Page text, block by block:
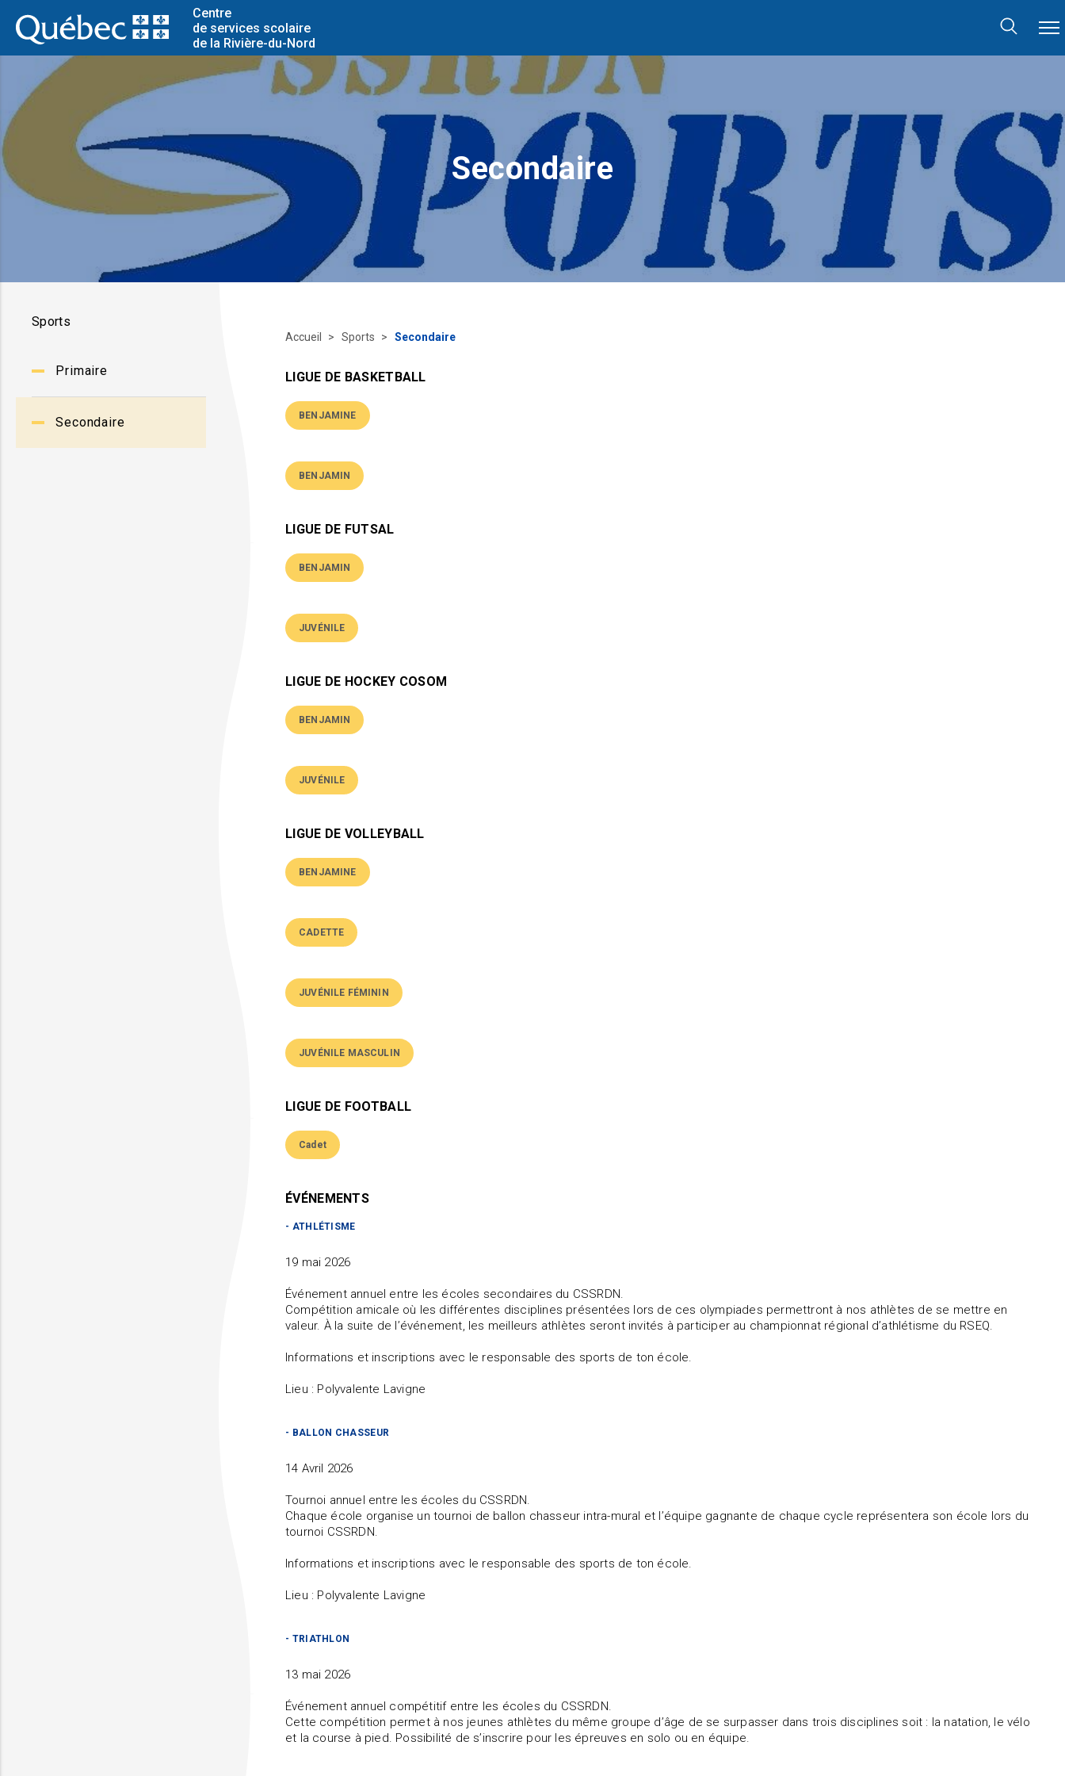
Centre
de services scolaire
de la Rivière-du-Nord
Secondaire
Sports
Primaire
Secondaire
Accueil Sports Secondaire
LIGUE DE BASKETBALL
BENJAMINE
BENJAMIN
LIGUE DE FUTSAL
BENJAMIN
JUVÉNILE
LIGUE DE HOCKEY COSOM
BENJAMIN
JUVÉNILE
LIGUE DE VOLLEYBALL
BENJAMINE
CADETTE
JUVÉNILE FÉMININ
JUVÉNILE MASCULIN
LIGUE DE FOOTBALL
Cadet
ÉVÉNEMENTS
- ATHLÉTISME
19 mai 2026
Événement annuel entre les écoles secondaires du CSSRDN.
Compétition amicale où les différentes disciplines présentées lors de ces olympiades permettront à nos athlètes de se mettre en
valeur. À la suite de l’événement, les meilleurs athlètes seront invités à participer au championnat régional d’athlétisme du RSEQ.
Informations et inscriptions avec le responsable des sports de ton école.
Lieu : Polyvalente Lavigne
- BALLON CHASSEUR
14 Avril 2026
Tournoi annuel entre les écoles du CSSRDN.
Chaque école organise un tournoi de ballon chasseur intra-mural et l’équipe gagnante de chaque cycle représentera son école lors du
tournoi CSSRDN.
Informations et inscriptions avec le responsable des sports de ton école.
Lieu : Polyvalente Lavigne
- TRIATHLON
13 mai 2026
Événement annuel compétitif entre les écoles du CSSRDN.
Cette compétition permet à nos jeunes athlètes du même groupe d’âge de se surpasser dans trois disciplines soit : la natation, le vélo
et la course à pied. Possibilité de s’inscrire pour les épreuves en solo ou en équipe.